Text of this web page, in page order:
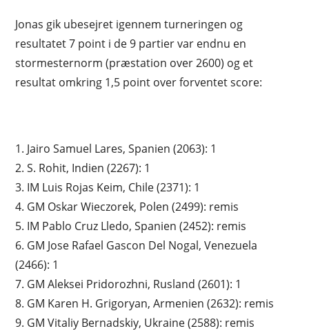
Jonas gik ubesejret igennem turneringen og
resultatet 7 point i de 9 partier var endnu en
stormesternorm (præstation over 2600) og et
resultat omkring 1,5 point over forventet score:
1. Jairo Samuel Lares, Spanien (2063): 1
2. S. Rohit, Indien (2267): 1
3. IM Luis Rojas Keim, Chile (2371): 1
4. GM Oskar Wieczorek, Polen (2499): remis
5. IM Pablo Cruz Lledo, Spanien (2452): remis
6. GM Jose Rafael Gascon Del Nogal, Venezuela
(2466): 1
7. GM Aleksei Pridorozhni, Rusland (2601): 1
8. GM Karen H. Grigoryan, Armenien (2632): remis
9. GM Vitaliy Bernadskiy, Ukraine (2588): remis